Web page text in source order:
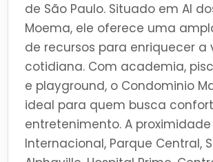
de São Paulo. Situado em Al
Moema, ele oferece uma
de recursos para enriquecer a
cotidiana. Com academia,
e playground, o Condominio
ideal para quem busca
entretenimento. A
Internacional, Parque Central,